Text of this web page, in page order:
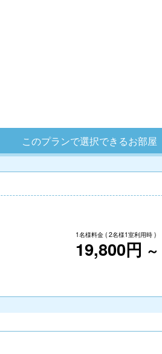
このプランで選択できるお部屋
1名様料金 ( 2名様1室利用時 )
19,800円 ～